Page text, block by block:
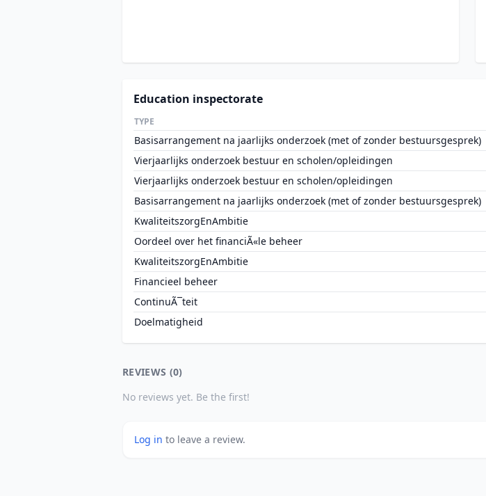
Education inspectorate
TYPE
Basisarrangement na jaarlijks onderzoek (met of zonder bestuursgesprek)
Vierjaarlijks onderzoek bestuur en scholen/opleidingen
Vierjaarlijks onderzoek bestuur en scholen/opleidingen
Basisarrangement na jaarlijks onderzoek (met of zonder bestuursgesprek)
KwaliteitszorgEnAmbitie
Oordeel over het financiÃ«le beheer
KwaliteitszorgEnAmbitie
Financieel beheer
ContinuÃ¯teit
Doelmatigheid
REVIEWS (0)
No reviews yet. Be the first!
Log in to leave a review.